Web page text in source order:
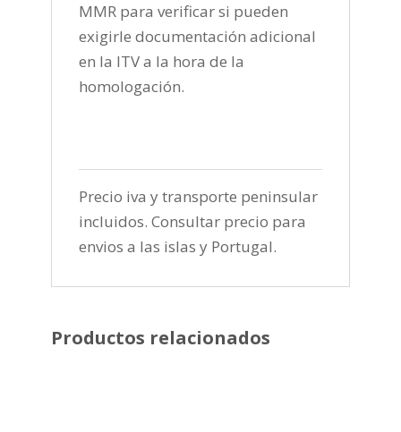
MMR para verificar si pueden
exigirle documentación adicional
en la ITV a la hora de la
homologación.
Precio iva y transporte peninsular
incluidos. Consultar precio para
envios a las islas y Portugal.
Productos relacionados